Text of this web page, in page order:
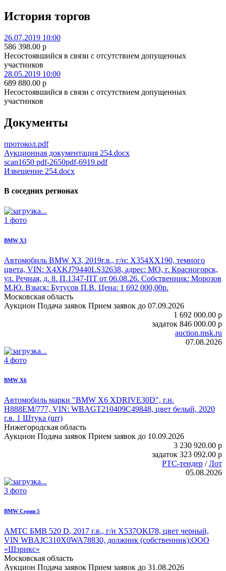
История торгов
26.07.2019 10:00
586 398.00 p
Несостоявшийся в связи с отсутствием допущенных
участников
28.05.2019 10:00
689 880.00 p
Несостоявшийся в связи с отсутствием допущенных
участников
Документы
протокол.pdf
Аукционная документация 254.docx
scan1650 pdf-2650pdf-6919.pdf
Извещение 254.docx
В соседних регионах
1 фото
BMW X3
Автомобиль BMW ХЗ, 2019г.в., г/н: Х354ХХ190, темного
цвета, VIN: X4XKJ79440LS32638, адрес: МО, г. Красногорск,
ул. Речная, д. 8. П.1347-ПТ от 06.08.26. Собственник: Морозов
М.Ю. Взыск: Бутусов П.В. Цена: 1 692 000,00р.
Московская область
Аукцион Подача заявок Прием заявок до 07.09.2026
1 692 000.00 p
задаток 846 000.00 p
auction.msk.ru
07.08.2026
4 фото
BMW X6
Автомобиль марки "BMW X6 XDRIVE30D", г.н.
Н888ЕМ/777, VIN: WBAGT210409C49848, цвет белый, 2020
г.в. 1 Штука (шт)
Нижегородская область
Аукцион Подача заявок Прием заявок до 10.09.2026
3 230 920.00 p
задаток 323 092.00 p
РТС-тендер /Лот
05.08.2026
3 фото
BMW Серии 5
АМТС БМВ 520 D, 2017 г.в., г/н X537OKI78, цвет черный,
VIN WBAJC310X0WA78830, должник (собственник):ООО
«Шэрикс»
Московская область
Аукцион Подача заявок Прием заявок до 31.08.2026